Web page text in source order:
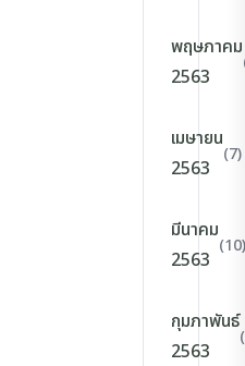
พฤษภาคม
2563
เมษายน
2563
(7)
มีนาคม
2563
(10)
กุมภาพันธ์
2563